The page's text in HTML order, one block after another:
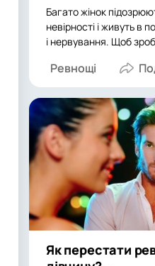
Багато жінок
невірності і живуть в
і нервування. Щоб
Ревнощі
Як перестати